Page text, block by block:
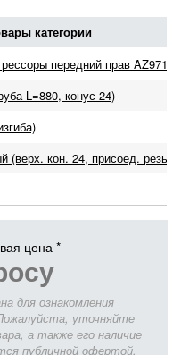
категории
передний прав
L=880, конус 24)
(верх. кон. 24, присоед.
цена *
для ознакомления
уточняйте
а также его наличие
публичной офертой.